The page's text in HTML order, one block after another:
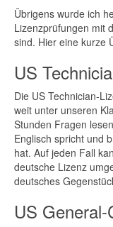
Übrigens wurde ich
Lizenzprüfungen mit
sind. Hier eine kurze
US
Die US Technician-
weit unter unseren
Stunden Fragen
Englisch spricht und
hat. Auf jeden Fall
deutsche Lizenz
deutsches
US General-